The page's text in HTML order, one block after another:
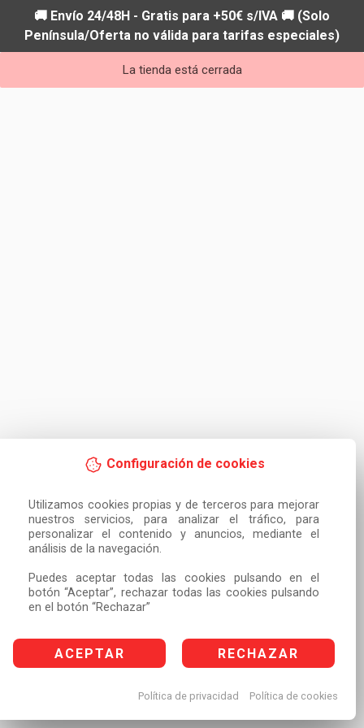
Configuración de cookies
Utilizamos cookies propias y de terceros para mejorar
nuestros servicios, para analizar el tráfico, para
personalizar el contenido y anuncios, mediante el
análisis de la navegación.
Puedes aceptar todas las cookies pulsando en el
botón “Aceptar”, rechazar todas las cookies pulsando
en el botón “Rechazar”
ACEPTAR RECHAZAR
Política de privacidad Política de cookies
🚚 Envío 24/48H - Gratis para +50€ s/IVA 🚚 (Solo
Península/Oferta no válida para tarifas especiales)
La tienda está cerrada